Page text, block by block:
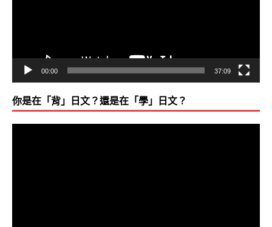
00:00 37:09
你是在「背」日文？還是在「學」日文？